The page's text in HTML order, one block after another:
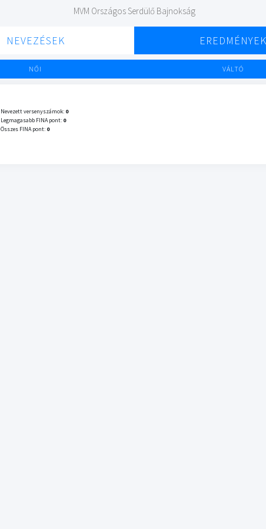
MVM Országos Serdülő Bajnokság
NEVEZÉSEK EREDMÉNYEK
NŐI VÁLTÓ
Nevezett versenyszámok: 0
Legmagasabb FINA pont: 0
Összes FINA pont: 0